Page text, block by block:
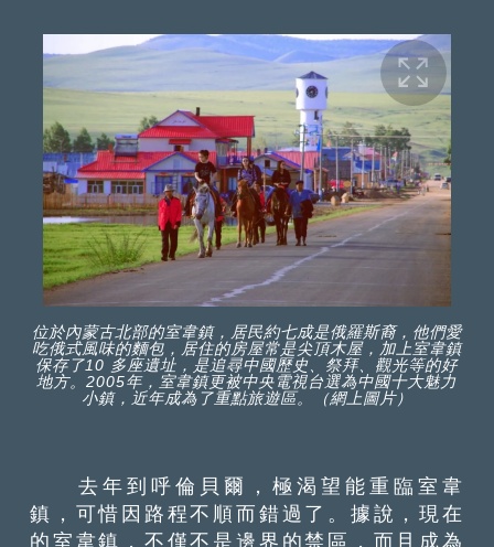
位於內蒙古北部的室韋鎮，居民約七成是俄羅斯裔，他們愛
吃俄式風味的麵包，居住的房屋常是尖頂木屋，加上室韋鎮
保存了10 多座遺址，是追尋中國歷史、祭拜、觀光等的好
地方。2005年，室韋鎮更被中央電視台選為中國十大魅力
小鎮，近年成為了重點旅遊區。（網上圖片）
去年到呼倫貝爾，極渴望能重臨室韋
鎮，可惜因路程不順而錯過了。據說，現在
的室韋鎮，不僅不是邊界的禁區，而且成為